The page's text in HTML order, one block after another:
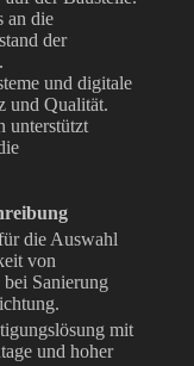
an die
der
und digitale
und Qualität.
unterstützt
die Auswahl
von
Sanierung
mit
und hoher